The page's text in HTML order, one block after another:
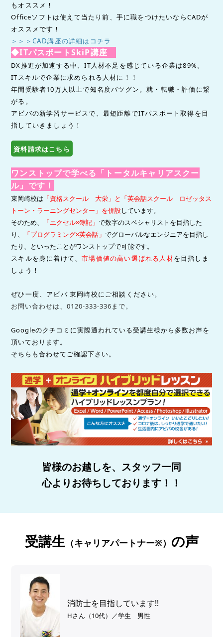
もオススメ！
Officeソフトは使えて当たり前、手に職をつけたいならCADが
オススメです！
＞＞＞CAD講座の詳細はコチラ
◆ITパスポートSkiP講座
DX推進が加速する中、IT人材不足を感じている企業は89%。
ITスキルで企業に求められる人材に！！
年間受験者10万人以上で知名度バツグン。就・転職・評価に繋
がる。
アビバの新学習サービスで、最短距離でITパスポート取得を目
指していきましょう！
資料請求はこちら
ワンストップで学べる 「トータルキャリアスクー
ル」です！
東岡崎校は 「資格スクール 大栄」と「英会話スクール ロゼッタス
トーン・ラーニングセンター」を併設しています。
そのため、
「エクセル×簿記」で数字のスペシャリストを目指した
り、
「プログラミング×英会話」でグローバルなエンジニアを目指し
たり、といったことがワンストップで可能です。
スキルを身に着けて、市場価値の高い選ばれる人材を目指しま
しょう！
ぜひ一度、アビバ 東岡崎校にご相談ください。
お問い合わせは、0120-333-336まで。
Googleのクチコミに実際通われている受講生様から 多数お声を
頂いております。
そちらも合わせてご確認下さい。
皆様のお越しを、スタッフ一同
心よりお待ちしております！！
受講生（キャリアパートナー※） の声
消防士を目指しています!!
Hさん（10代）／学生 男性